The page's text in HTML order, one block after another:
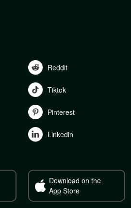
Reddit
Tiktok
Pinterest
Linkedln
Download on the
App Store